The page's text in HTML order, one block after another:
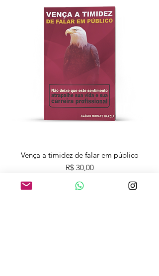
Vença a timidez de falar em público
Preço
R$ 30,00